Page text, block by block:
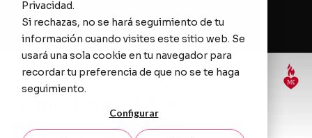
Privacidad.
Si rechazas, no se hará seguimiento de tu
información cuando visites este sitio web. Se
usará una sola cookie en tu navegador para
recordar tu preferencia de que no se te haga
seguimiento.
Configurar
personalizados?